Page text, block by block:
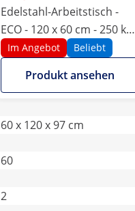
Edelstahl-Arbeitstisch -
ECO - 120 x 60 cm - 250 kg -
Aufkantung - Royal
Catering
Im Angebot Beliebt
Produkt ansehen
60 x 120 x 97 cm
60
2